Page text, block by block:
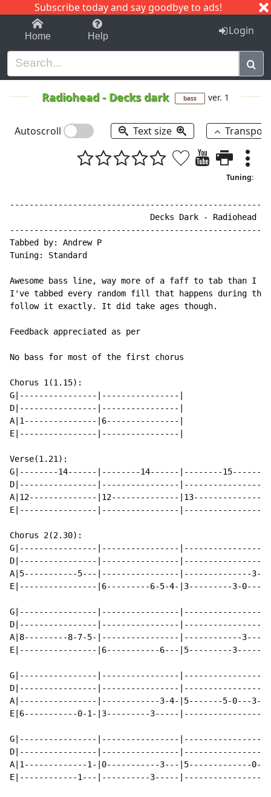
Subscribe today and say goodbye to ads!
1-9 C I J
Home Help Login
Radiohead - Decks dark bass ver. 1
Autoscroll Text size
Tuning:
                             Decks Dark - Radiohead
Tabbed by: Andrew P
Tuning: Standard
Awesome bass line, way more of a faff to tab than I
I've tabbed every random fill that happens during
follow it exactly. It did take ages though.
Feedback appreciated as per
No bass for most of the first chorus
Chorus 1(1.15):
G|----------------|----------------|
D|----------------|----------------|
A|1---------------|6---------------|
E|----------------|----------------|
Verse(1.21):
G|--------14------|--------14------|--------
D|----------------|----------------|----------------
A|12--------------|12--------------|13--------------
E|----------------|----------------|----------------
Chorus 2(2.30):
G|----------------|----------------|----------------
D|----------------|----------------|----------------
A|5-----------5---|----------------|--------------3-
E|----------------|6---------6-5-4-|3---------3-
G|----------------|----------------|----------------
D|----------------|----------------|----------------
A|8---------8-7-5-|----------------|------------3---
E|----------------|6-----------6---|5---------
G|----------------|----------------|----------------
D|----------------|----------------|----------------
A|----------------|------------3-4-|5-------5-0---3-
E|6-----------0-1-|3---------3-----|----------------
G|----------------|----------------|----------------
D|----------------|----------------|----------------
A|1-------------1-|0-----------3---|5-------------
E|------------1---|----------3-----|----------------